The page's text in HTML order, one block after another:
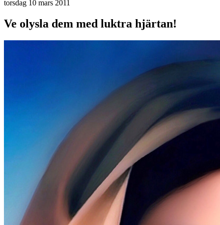
torsdag 10 mars 2011
Ve olysla dem med luktra hjärtan!